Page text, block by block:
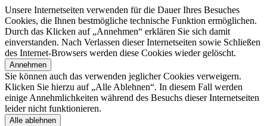
Unsere Internetseiten verwenden für die Dauer Ihres Besuches
Cookies, die Ihnen bestmögliche technische Funktion ermöglichen.
Durch das Klicken auf „Annehmen“ erklären Sie sich damit
einverstanden. Nach Verlassen dieser Internetseiten sowie Schließen
des Internet-Browsers werden diese Cookies wieder gelöscht.
Annehmen
Sie können auch das verwenden jeglicher Cookies verweigern.
Klicken Sie hierzu auf „Alle Ablehnen“. In diesem Fall werden
einige Annehmlichkeiten während des Besuchs dieser Internetseiten
leider nicht funktionieren.
Alle ablehnen